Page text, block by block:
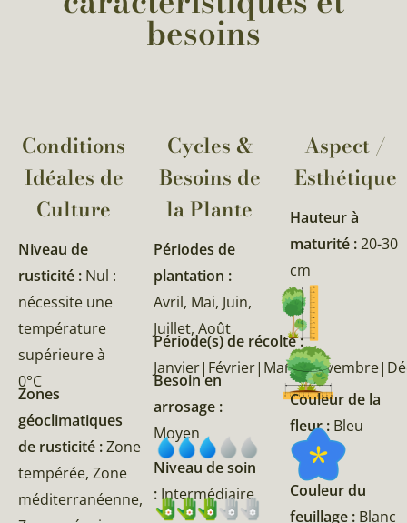
besoins
Conditions
Idéales de
Culture
Niveau de
rusticité : Nul :
nécessite une
température
supérieure à
0°C
Zones
géoclimatiques
de rusticité :Zone
tempérée, Zone
méditerranéenne,
Cycles &
Besoins de
la Plante​
Périodes de
plantation :
Avril, Mai, Juin,
Juillet, Août
Période(s) de récolte :
Besoin en
arrosage :
Moyen
Niveau de soin
: Intermédiaire
Aspect /
Esthétique
Hauteur à
maturité :20-30
cm
Couleur de la
fleur : Bleu
Couleur du
feuillage : Blanc